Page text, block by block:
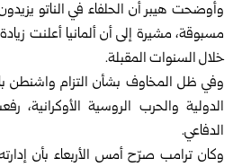
وأوضحت هيبر أن الحلفاء في الناتو يزيدون
مسبوقة، مشيرة إلى أن ألمانيا أعلنت زيادة
خلال السنوات المقبلة.
وفي ظل المخاوف بشأن التزام واشنطن
الدولية والحرب الروسية الأوكرانية،
الدفاعي.
وكان ترامب صرّح أمس الأربعاء بأن